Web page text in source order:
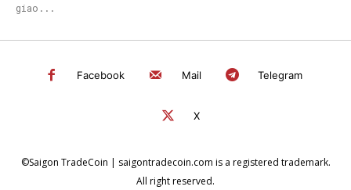
giao...
Facebook Mail Telegram
X
©Saigon TradeCoin | saigontradecoin.com is a registered trademark.
All right reserved.